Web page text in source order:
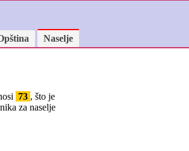
Naselje
73 , što je
za naselje